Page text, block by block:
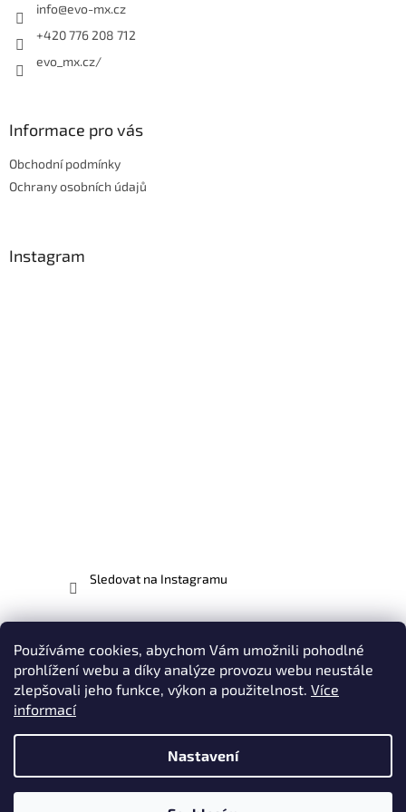
Používáme cookies, abychom Vám umožnili pohodlné
prohlížení webu a díky analýze provozu webu neustále
zlepšovali jeho funkce, výkon a použitelnost. Více
informací
Nastavení
info@evo-mx.cz
+420 776 208 712
evo_mx.cz/
Informace pro vás
Obchodní podmínky
Ochrany osobních údajů
Instagram
Sledovat na Instagramu
Copyright 2026EVO-MX.CZ - odborníci na motocykly EVO |